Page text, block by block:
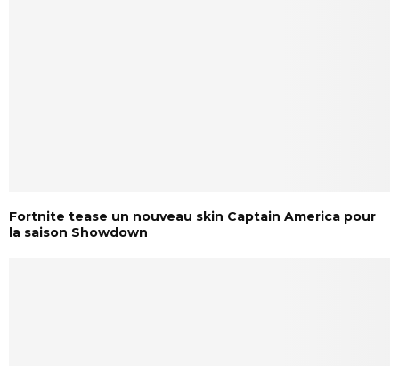
Fortnite tease un nouveau skin Captain America pour
la saison Showdown